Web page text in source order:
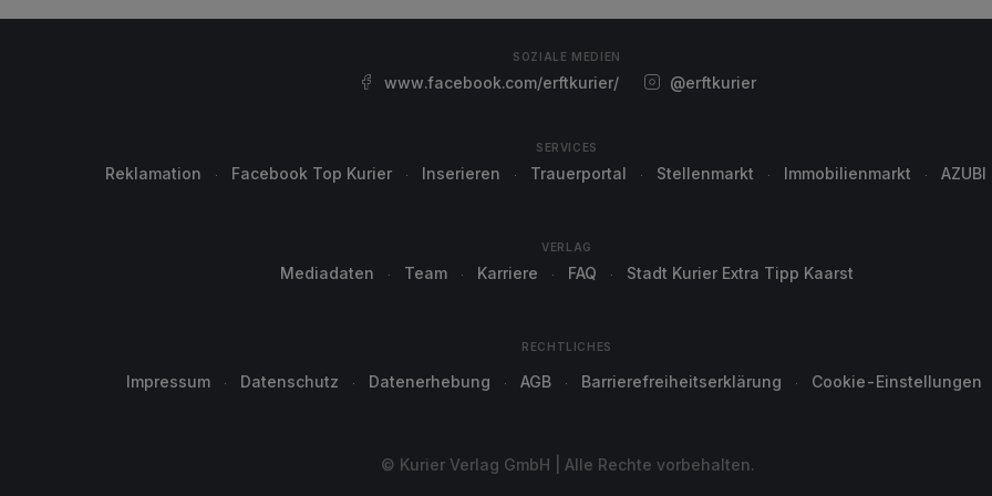
SOZIALE MEDIEN
www.facebook.com/erftkurier/ @erftkurier
SERVICES
Reklamation Facebook Top Kurier Inserieren Trauerportal Stellenmarkt Immobilienmarkt AZUBI
VERLAG
Mediadaten Team Karriere FAQ Stadt Kurier Extra Tipp Kaarst
RECHTLICHES
Impressum Datenschutz Datenerhebung AGB Barrierefreiheitserklärung Cookie-Einstellungen
© Kurier Verlag GmbH | Alle Rechte vorbehalten.